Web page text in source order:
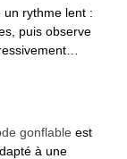
rythme lent :
puis observe
gonflable est
à une